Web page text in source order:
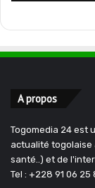
A propos
Togomedia 24 est
actualité togolaise
santé..) et de
Tel : +228 91 06 25